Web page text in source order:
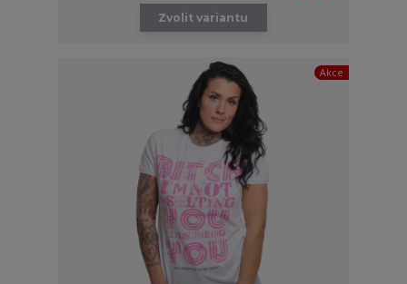
Zvolit variantu
Akce